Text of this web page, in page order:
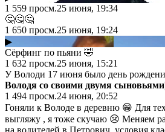
1 559 просм.25 июня, 19:34
🤔🤔🤔
1 650 просм.25 июня, 19:24
▶
Сёрфинг по пьяни 🤣
1 632 просм.25 июня, 15:21
У Володи 17 июня было день
Володя со своими двумя
1 494 просм.24 июня, 20:52
Гоняли к Володе в деревню 😁 Для
выгляжу , я тоже скучаю 😢 Меняем
на водителей в Петрович, условия